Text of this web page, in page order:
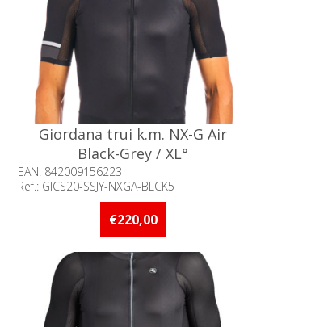
Giordana trui k.m. NX-G Air
Black-Grey / XL°
EAN: 842009156223
Ref.: GICS20-SSJY-NXGA-BLCK5
Beschikbaarheid:: Minder dan 5 stuks
€220,00